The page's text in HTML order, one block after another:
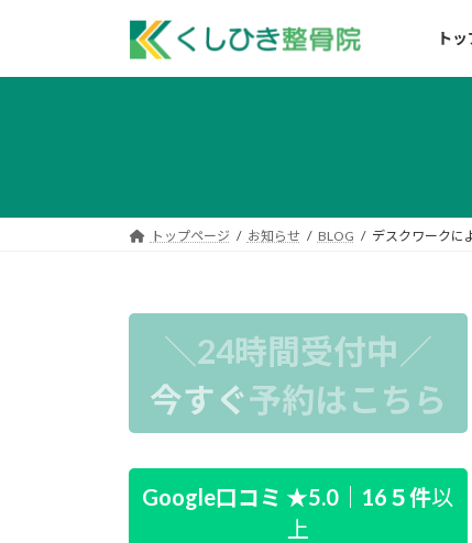
ッ
移
ト
トップページ お知らせ BLOG デスクワークに
＼24時間受付中／
今すぐ予約はこちら
Google口コミ ★5.0｜16５件以
上